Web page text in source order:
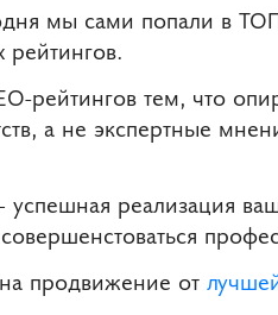
мы сами попали в
рейтингов тем, что
а не экспертные
реализация
продвижение от